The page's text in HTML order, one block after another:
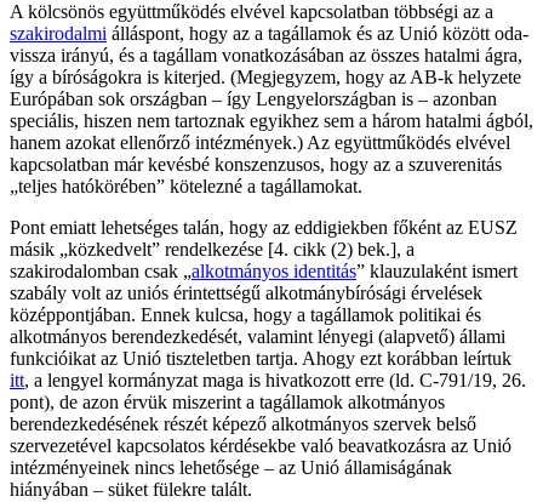
A kölcsönös együttműködés elvével kapcsolatban többségi az a
szakirodalmi álláspont, hogy az a tagállamok és az Unió között oda-
vissza irányú, és a tagállam vonatkozásában az összes hatalmi ágra,
így a bíróságokra is kiterjed. (Megjegyzem, hogy az AB-k helyzete
Európában sok országban – így Lengyelországban is – azonban
speciális, hiszen nem tartoznak egyikhez sem a három hatalmi ágból,
hanem azokat ellenőrző intézmények.) Az együttműködés elvével
kapcsolatban már kevésbé konszenzusos, hogy az a szuverenitás
„teljes hatókörében” kötelezné a tagállamokat.
Pont emiatt lehetséges talán, hogy az eddigiekben főként az EUSZ
másik „közkedvelt” rendelkezése [4. cikk (2) bek.], a
szakirodalomban csak „alkotmányos identitás” klauzulaként ismert
szabály volt az uniós érintettségű alkotmánybírósági érvelések
középpontjában. Ennek kulcsa, hogy a tagállamok politikai és
alkotmányos berendezkedését, valamint lényegi (alapvető) állami
funkcióikat az Unió tiszteletben tartja. Ahogy ezt korábban leírtuk
itt, a lengyel kormányzat maga is hivatkozott erre (ld. C-791/19, 26.
pont), de azon érvük miszerint a tagállamok alkotmányos
berendezkedésének részét képező alkotmányos szervek belső
szervezetével kapcsolatos kérdésekbe való beavatkozásra az Unió
intézményeinek nincs lehetősége – az Unió államiságának
hiányában – süket fülekre talált.